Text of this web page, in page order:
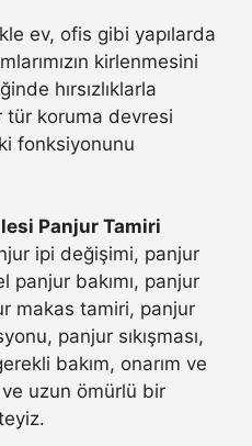
ev, ofis gibi yapılarda
kirlenmesini
hırsızlıklarla
tür koruma devresi
fonksiyonunu
Panjur Tamiri
ipi değişimi, panjur
panjur bakımı, panjur
makas tamiri, panjur
panjur sıkışması,
bakım, onarım ve
ve uzun ömürlü bir